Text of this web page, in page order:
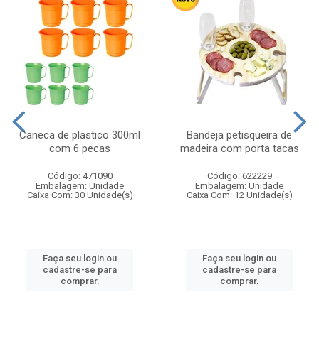
Caneca de plastico 300ml
com 6 pecas
Código: 471090
Embalagem: Unidade
Caixa Com: 30 Unidade(s)
Faça seu login ou
cadastre-se para
comprar.
Bandeja petisqueira de
madeira com porta tacas
Código: 622229
Embalagem: Unidade
Caixa Com: 12 Unidade(s)
Faça seu login ou
cadastre-se para
comprar.